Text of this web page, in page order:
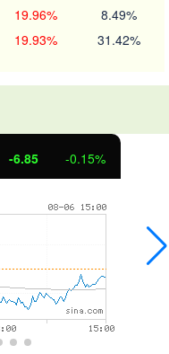
19.96% 8.49%
19.93% 31.42%
-6.85 -0.15%